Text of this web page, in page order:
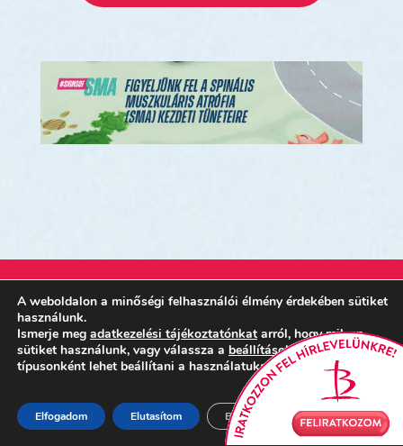
…
HASZNOS LINKEK
Hírlevél feliratkozás
Területi ellátás
A weboldalon a minőségi felhasználói élmény érdekében sütiket
használunk.
Ismerje meg adatkezelési tájékoztatónkat arról, hogy milyen
sütiket használunk, vagy válassza a beállításokrészt, ahol
típusonként lehet beállítani a használatukat.
Elfogadom Elutasítom Beállítások